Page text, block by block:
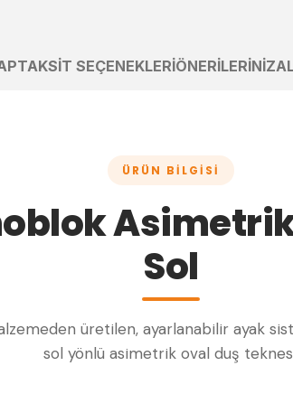
TAKSIT SEÇENEKLERIÖNERILERINIZ
ÜRÜN BILGISI
Sol
üretilen, ayarlanabilir ayak
sol yönlü asimetrik oval duş